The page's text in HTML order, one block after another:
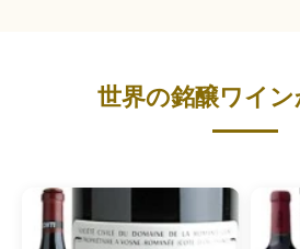
世界の銘醸ワイ